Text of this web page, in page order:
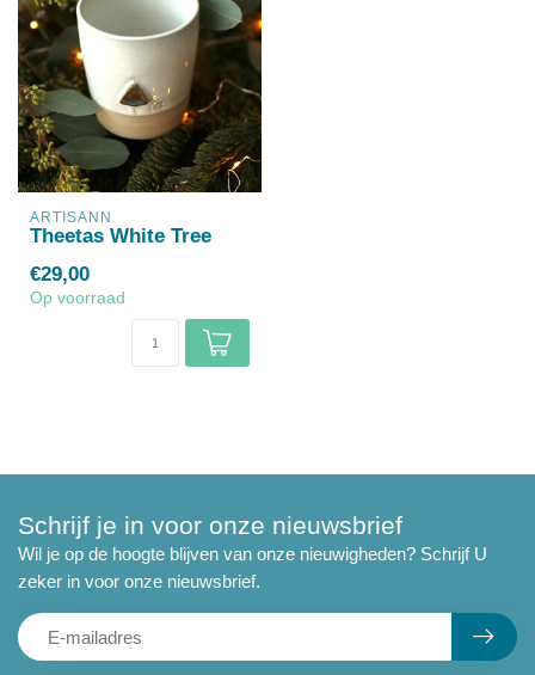
ARTISANN
Theetas White Tree
€29,00
Op voorraad
Schrijf je in voor onze nieuwsbrief
Wil je op de hoogte blijven van onze nieuwigheden? Schrijf U
zeker in voor onze nieuwsbrief.